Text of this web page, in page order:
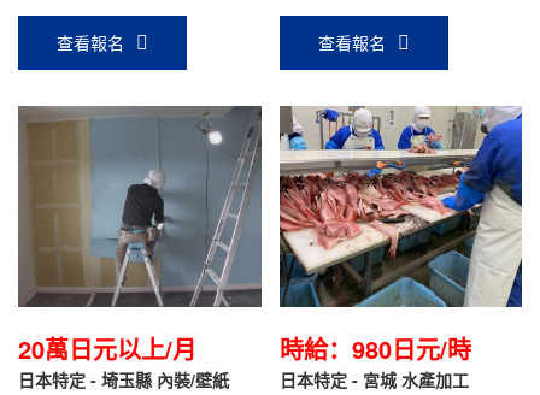
在職人員平均到手工資：18萬日
元左右。查看報名
元，工作優秀者可隨時漲薪，在
職前輩月薪30萬日元以上。
查看報名
20萬日元以上/月
日本特定 - 埼玉縣 內裝/壁紙
時給：980日元/時
日本特定 - 宮城 水產加工